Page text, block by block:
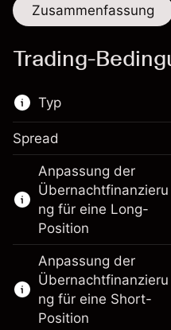
Zusammenfassung
Trading-
Typ
Dieses
über CFDs und
Erfahren Sie mehr
CFDs
Knock-outs
Spread
Anpassung der
Übernachtfinanzieru
ng für eine Long-
Position
Anpassung der
Übernachtfinanzieru
ng für eine Short-
Position